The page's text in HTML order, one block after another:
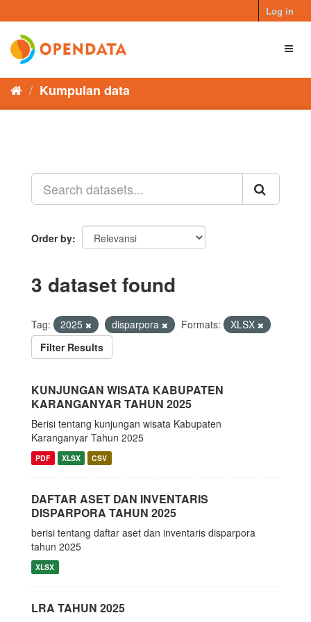
to
content
Log in
Kumpulan data
Order by
3 dataset found
Tag: 2025 disparpora Formats:
XLSX
Filter Results
KUNJUNGAN WISATA KABUPATEN
KARANGANYAR TAHUN 2025
Berisi tentang kunjungan wisata Kabupaten
Karanganyar Tahun 2025
PDF XLSX CSV
DAFTAR ASET DAN INVENTARIS
DISPARPORA TAHUN 2025
berisi tentang daftar aset dan inventaris disparpora
tahun 2025
XLSX
LRA TAHUN 2025